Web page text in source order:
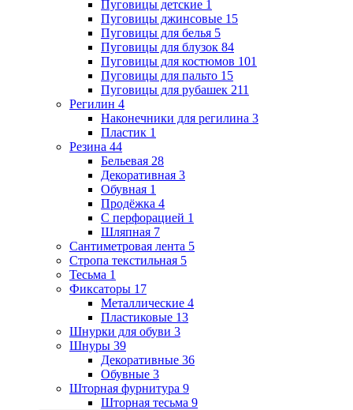
Пуговицы детские 1
Пуговицы джинсовые 15
Пуговицы для белья 5
Пуговицы для блузок 84
Пуговицы для костюмов 101
Пуговицы для пальто 15
Пуговицы для рубашек 211
Регилин 4
Наконечники для регилина 3
Пластик 1
Резина 44
Бельевая 28
Декоративная 3
Обувная 1
Продёжка 4
С перфорацией 1
Шляпная 7
Сантиметровая лента 5
Стропа текстильная 5
Тесьма 1
Фиксаторы 17
Металлические 4
Пластиковые 13
Шнурки для обуви 3
Шнуры 39
Декоративные 36
Обувные 3
Шторная фурнитура 9
Шторная тесьма 9